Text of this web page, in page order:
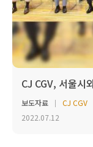
CJ CGV, 서울시
보도자료
CJ CGV
2022.07.12